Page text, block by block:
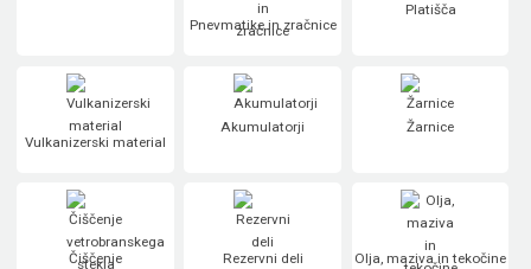
Pnevmatike in zračnice
Platišča
Vulkanizerski material
Akumulatorji Žarnice
Čiščenje
Rezervni deli Olja, maziva in tekočine